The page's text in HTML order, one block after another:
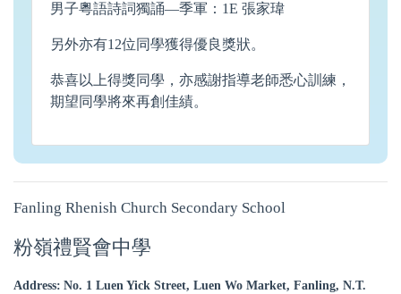
男子粵語詩詞獨誦—季軍：1E 張家瑋
另外亦有12位同學獲得優良獎狀。
恭喜以上得獎同學，亦感謝指導老師悉心訓練，
期望同學將來再創佳績。
Fanling Rhenish Church Secondary School
粉嶺禮賢會中學
Address: No. 1 Luen Yick Street, Luen Wo Market, Fanling, N.T.